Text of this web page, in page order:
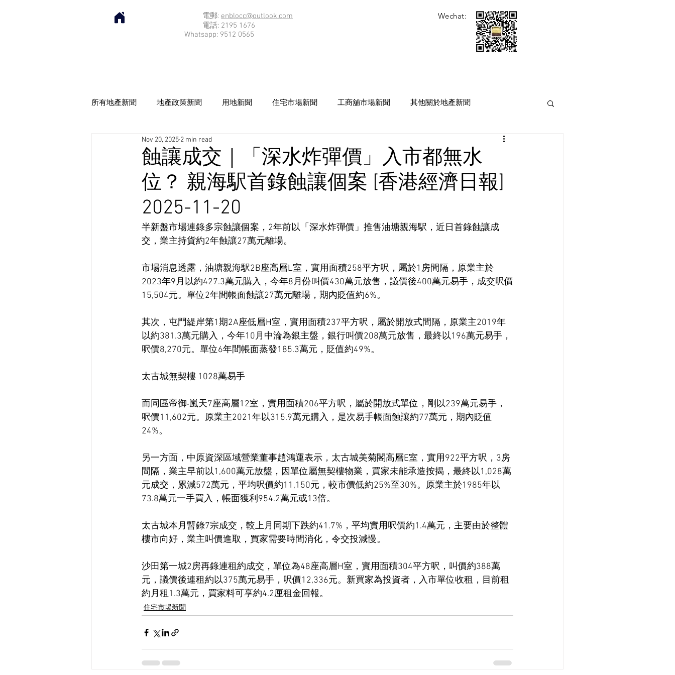
電郵: enblocc@outlook.com
電話: 2195 1676
Whatsapp: 9512 0565
Wechat:
所有地產新聞 地產政策新聞 用地新聞 住宅市場新聞 工商舖市場新聞 其他關於地產新聞
蝕讓成交｜「深水炸彈價」入市都無水
位？ 親海駅首錄蝕讓個案 [香港經濟日報]
2025-11-20
Nov 20, 2025 2 min read
半新盤市場連錄多宗蝕讓個案，2年前以「深水炸彈價」推售油塘親海駅，近日首錄蝕讓成
交，業主持貨約2年蝕讓27萬元離場。
市場消息透露，油塘親海駅2B座高層L室，實用面積258平方呎，屬於1房間隔，原業主於
2023年9月以約427.3萬元購入，今年8月份叫價430萬元放售，議價後400萬元易手，成交呎價
15,504元。單位2年間帳面蝕讓27萬元離場，期內貶值約6%。
其次，屯門緹岸第1期2A座低層H室，實用面積237平方呎，屬於開放式間隔，原業主2019年
以約381.3萬元購入，今年10月中淪為銀主盤，銀行叫價208萬元放售，最終以196萬元易手，
呎價8,270元。單位6年間帳面蒸發185.3萬元，貶值約49%。
太古城無契樓 1028萬易手
而同區帝御‧嵐天7座高層12室，實用面積206平方呎，屬於開放式單位，剛以239萬元易手，
呎價11,602元。原業主2021年以315.9萬元購入，是次易手帳面蝕讓約77萬元，期內貶值
24%。
另一方面，中原資深區域營業董事趙鴻運表示，太古城美菊閣高層E室，實用922平方呎，3房
間隔，業主早前以1,600萬元放盤，因單位屬無契樓物業，買家未能承造按揭，最終以1,028萬
元成交，累減572萬元，平均呎價約11,150元，較市價低約25%至30%。原業主於1985年以
73.8萬元一手買入，帳面獲利954.2萬元或13倍。
太古城本月暫錄7宗成交，較上月同期下跌約41.7%，平均實用呎價約1.4萬元，主要由於整體
樓市向好，業主叫價進取，買家需要時間消化，令交投減慢。
沙田第一城2房再錄連租約成交，單位為48座高層H室，實用面積304平方呎，叫價約388萬
元，議價後連租約以375萬元易手，呎價12,336元。新買家為投資者，入市單位收租，目前租
約月租1.3萬元，買家料可享約4.2厘租金回報。
住宅市場新聞